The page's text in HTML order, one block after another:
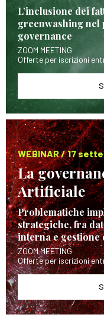
L’inclusione dei
greenwashing nel
governance
ZOOM MEETING
Offerte per iscrizioni
WEBINAR / 17
La
Artificiale
Problematiche
strategiche, fra
interna e
ZOOM MEETING
Offerte per iscrizioni